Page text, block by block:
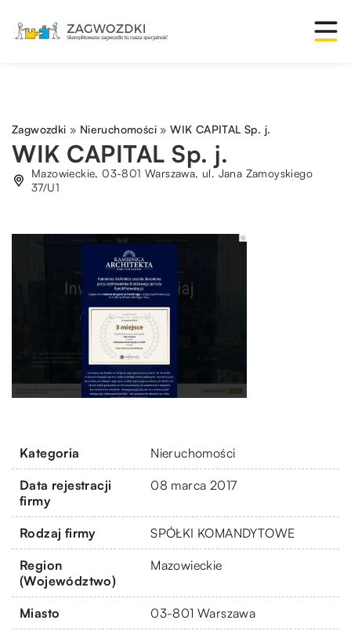
Zagwozdki » Nieruchomości »WIK CAPITAL Sp. j.
WIK CAPITAL Sp. j.
Mazowieckie, 03-801 Warszawa, ul. Jana Zamoyskiego
37/U1
Kategoria Nieruchomości
Data rejestracji
firmy
08 marca 2017
Rodzaj firmy SPÓŁKI KOMANDYTOWE
Region
(Województwo)
Mazowieckie
Miasto 03-801 Warszawa